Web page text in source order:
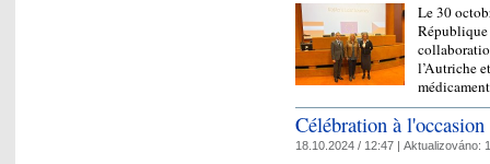
Le 30
République
l’Autriche
Célébration à
18.10.2024 / 12:47 | Aktualizováno: